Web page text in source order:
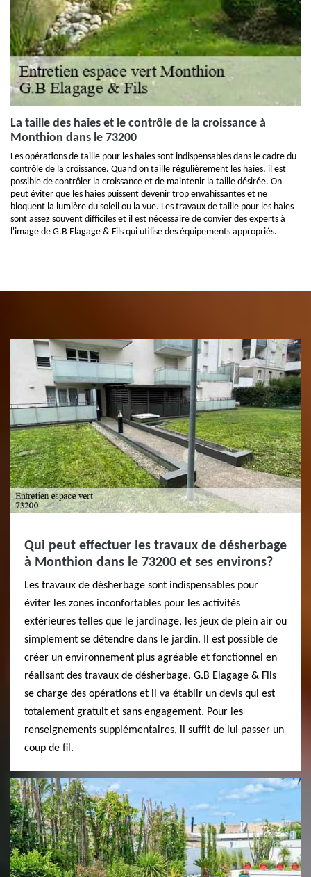
La taille des haies et le contrôle de la croissance à
Monthion dans le 73200
Les opérations de taille pour les haies sont indispensables dans le cadre du
contrôle de la croissance. Quand on taille régulièrement les haies, il est
possible de contrôler la croissance et de maintenir la taille désirée. On
peut éviter que les haies puissent devenir trop envahissantes et ne
bloquent la lumière du soleil ou la vue. Les travaux de taille pour les haies
sont assez souvent difficiles et il est nécessaire de convier des experts à
l'image de G.B Elagage & Fils qui utilise des équipements appropriés.
Qui peut effectuer les travaux de désherbage
à Monthion dans le 73200 et ses environs?
Les travaux de désherbage sont indispensables pour
éviter les zones inconfortables pour les activités
extérieures telles que le jardinage, les jeux de plein air ou
simplement se détendre dans le jardin. Il est possible de
créer un environnement plus agréable et fonctionnel en
réalisant des travaux de désherbage. G.B Elagage & Fils
se charge des opérations et il va établir un devis qui est
totalement gratuit et sans engagement. Pour les
renseignements supplémentaires, il suffit de lui passer un
coup de fil.